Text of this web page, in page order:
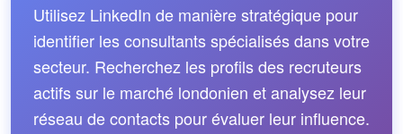
Utilisez LinkedIn de manière stratégique pour
identifier les consultants spécialisés dans votre
secteur. Recherchez les profils des recruteurs
actifs sur le marché londonien et analysez leur
réseau de contacts pour évaluer leur influence.